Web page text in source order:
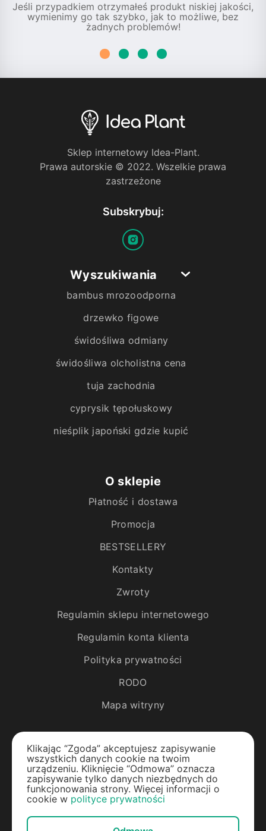
Jeśli przypadkiem otrzymałeś produkt niskiej jakości,
wymienimy go tak szybko, jak to możliwe, bez
żadnych problemów!
Sklep internetowy Idea-Plant.
Prawa autorskie © 2022. Wszelkie prawa
zastrzeżone
Subskrybuj:
Wyszukiwania
bambus mrozoodporna
drzewko figowe
świdośliwa odmiany
świdośliwa olcholistna cena
tuja zachodnia
cyprysik tępołuskowy
nieśplik japoński gdzie kupić
O sklepie
Płatność i dostawa
Promocja
BESTSELLERY
Kontakty
Zwroty
Regulamin sklepu internetowego
Regulamin konta klienta
Polityka prywatności
RODO
Mapa witryny
Katalog
Rośliny egzotyczne
Drzewa owocowe
Klikając “Zgoda” akceptujesz zapisywanie
wszystkich danych cookie na twoim
urządzeniu. Kliknięcie “Odmowa” oznacza
zapisywanie tylko danych niezbędnych do
funkcjonowania strony. Więcej informacji o
cookie w polityce prywatności